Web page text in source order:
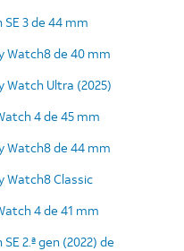
3 de 44 mm
Watch8 de 40 mm
Watch Ultra (2025)
4 de 45 mm
Watch8 de 44 mm
Watch8 Classic
4 de 41 mm
2.ª gen (2022) de